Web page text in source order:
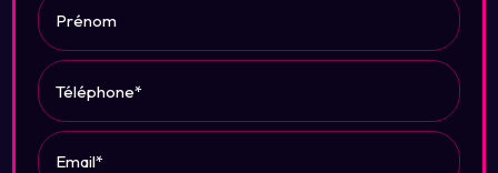
Prénom
Téléphone*
Email*